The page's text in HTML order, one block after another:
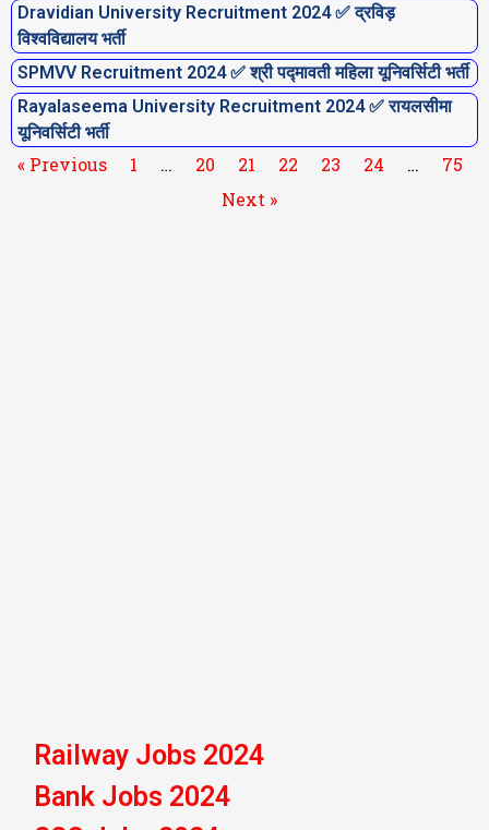
Dravidian University Recruitment 2024 ✅ द्रविड़
विश्वविद्यालय भर्ती
SPMVV Recruitment 2024 ✅ श्री पद्मावती महिला यूनिवर्सिटी भर्ती
Rayalaseema University Recruitment 2024 ✅ रायलसीमा
यूनिवर्सिटी भर्ती
« Previous 1 … 20 21 22 23 24 …
75
Next »
Railway Jobs 2024
Bank Jobs 2024